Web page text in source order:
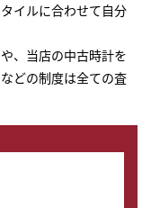
イルに合わせて自分
、当店の中古時計を
どの制度は全ての査